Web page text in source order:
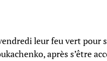
leur feu vert
après s’être